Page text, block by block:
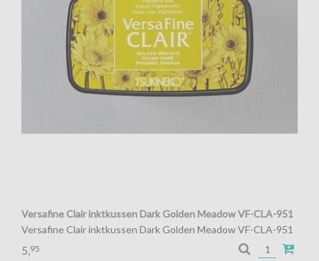
Versafine Clair inktkussen Dark Golden Meadow VF-CLA-951
Versafine Clair inktkussen Dark Golden Meadow VF-CLA-951
Pigment inkt voor de fijnste details
5,95